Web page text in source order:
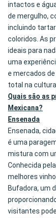
intactos e
de mergulho,
incluindo
coloridos. As
ideais para
uma
e mercados
total na
Quais são as
Mexicana?
Ensenada
Ensenada,
é uma
mistura com
Conhecida
melhores
Bufadora, um
visitantes